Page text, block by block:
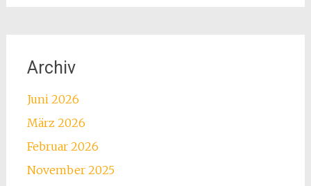
Archiv
Juni 2026
März 2026
Februar 2026
November 2025